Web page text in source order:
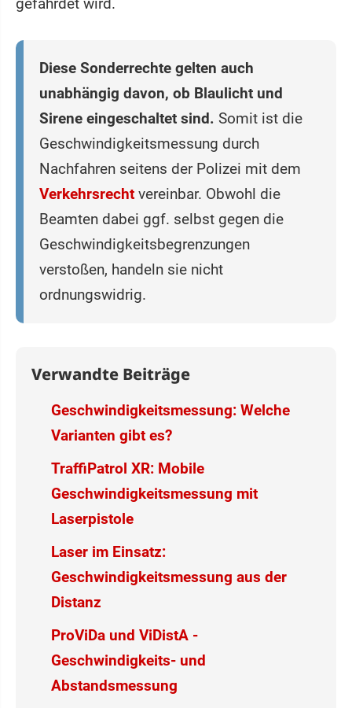
Diese Sonderrechte gelten auch
unabhängig davon, ob Blaulicht und
Sirene eingeschaltet sind. Somit ist die
Geschwindigkeitsmessung durch
Nachfahren seitens der Polizei mit dem
Verkehrsrecht vereinbar. Obwohl die
Beamten dabei ggf. selbst gegen die
Geschwindigkeitsbegrenzungen
verstoßen, handeln sie nicht
ordnungswidrig.
Verwandte Beiträge
Geschwindigkeitsmessung: Welche
Varianten gibt es?
TraffiPatrol XR: Mobile
Geschwindigkeitsmessung mit
Laserpistole
Laser im Einsatz:
Geschwindigkeitsmessung aus der
Distanz
ProViDa und ViDistA -
Geschwindigkeits- und
Abstandsmessung